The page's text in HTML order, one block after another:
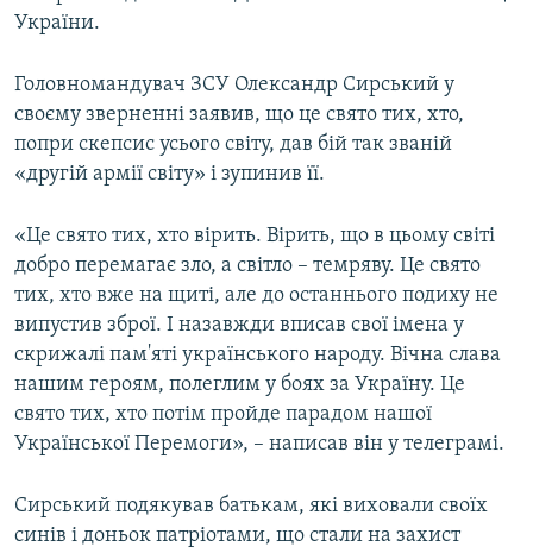
Усі сайти RFE/RL
України.
Головномандувач ЗСУ Олександр Сирський у
своєму зверненні заявив, що це свято тих, хто,
попри скепсис усього світу, дав бій так званій
«другій армії світу» і зупинив її.
«Це свято тих, хто вірить. Вірить, що в цьому світі
добро перемагає зло, а світло – темряву. Це свято
тих, хто вже на щиті, але до останнього подиху не
випустив зброї. І назавжди вписав свої імена у
скрижалі пам'яті українського народу. Вічна слава
нашим героям, полеглим у боях за Україну. Це
свято тих, хто потім пройде парадом нашої
Української Перемоги», – написав він у телеграмі.
Сирський подякував батькам, які виховали своїх
синів і доньок патріотами, що стали на захист